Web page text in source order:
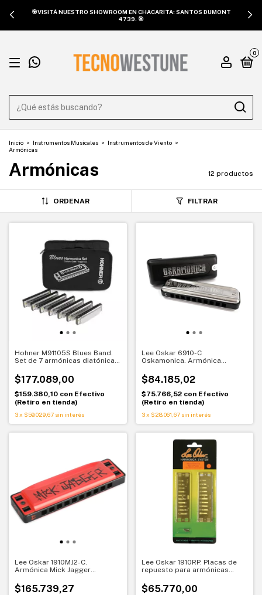
🎯VISITÁ NUESTRO SHOWROOM EN CHACARITA: SANTOS DUMONT
4739. 🎯
0
Inicio > Instrumentos Musicales > Instrumentos de Viento >
Armónicas
Armónicas 12 productos
ORDENAR FILTRAR
Hohner M91105S Blues Band.
Set de 7 armónicas diatónicas.
práctica
$177.089,00
$159.380,10 con Efectivo
(Retiro en tienda)
3x $59.029,67 sin interés
Lee Oskar 6910-C
Oskamonica. Armónica
empezar
$84.185,02
$75.766,52 con Efectivo
(Retiro en tienda)
3 x $28.061,67 sin interés
Lee Oskar 1910MJ2-C.
Armónica Mick Jagger
limitada
$165.739,27
Lee Oskar 1910RP. Placas de
repuesto para armónicas
$65.770,00